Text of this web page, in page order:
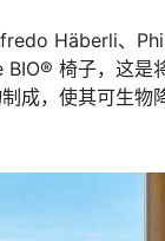
Häberli、
椅子，这是
成，使其可生物